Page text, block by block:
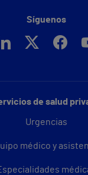
de salud
Urgencias
médico y
Síguenos